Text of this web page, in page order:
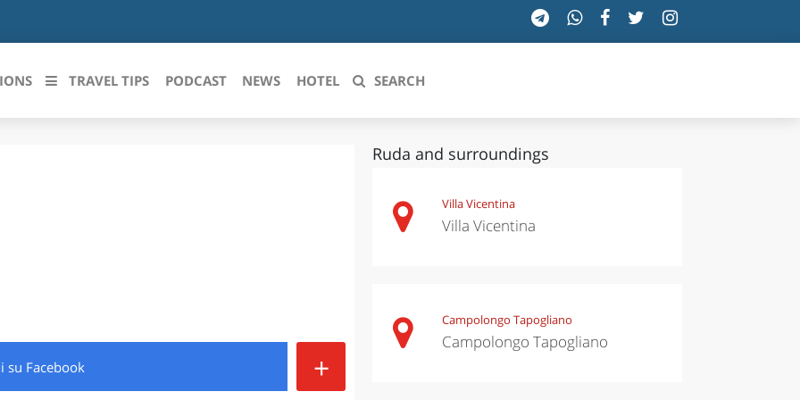
ROMAGNA PIEMONTE
TOSCANA
VALLE D'AOSTA
TRAVEL TIPS PODCAST NEWS HOTEL SEARCH
su Facebook +
Ruda and surroundings
Villa Vicentina
Villa Vicentina
Campolongo Tapogliano
Campolongo Tapogliano